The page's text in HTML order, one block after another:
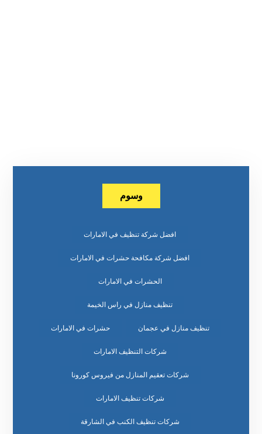
وسوم
افضل شركة تنظيف في الامارات
افضل شركة مكافحة حشرات في الامارات
الحشرات في الامارات
تنظيف منازل في راس الخيمة
تنظيف منازل في عجمان حشرات في الامارات
شركات التنظيف الامارات
شركات تعقيم المنازل من فيروس كورونا
شركات تنظيف الامارات
شركات تنظيف الكنب في الشارقة